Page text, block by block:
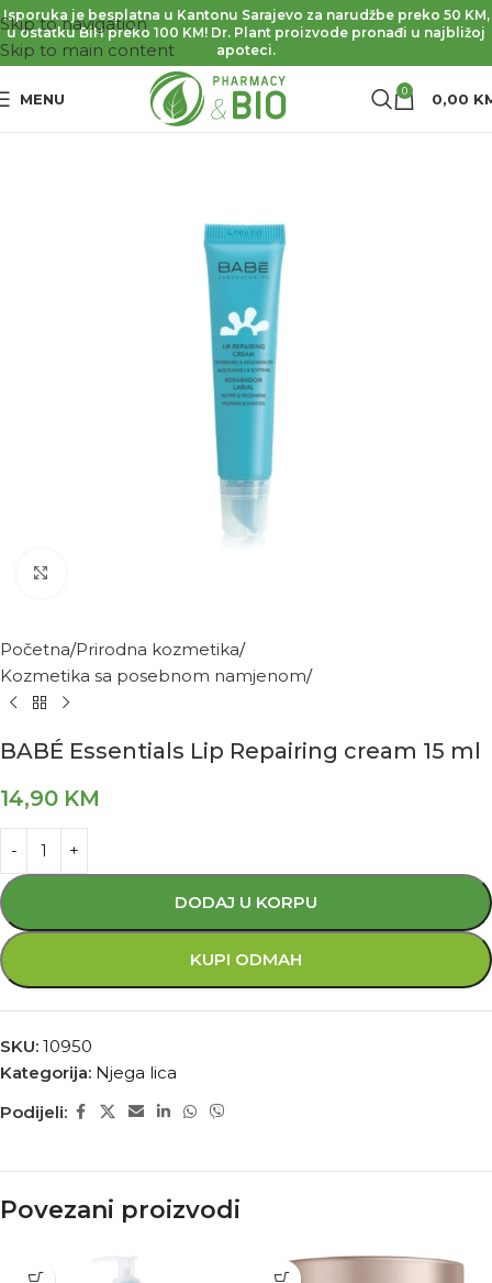
Skip to navigation
Skip to main content
Isporuka je besplatna u Kantonu Sarajevo za narudžbe preko 50 KM,
u ostatku BiH preko 100 KM! Dr. Plant proizvode pronađi u najbližoj
apoteci.
MENU 0 0,00
Početna Prirodna kozmetika
Kozmetika sa posebnom namjenom
BABÉ Essentials Lip Repairing cream 15 ml
14,90 KM
DODAJ U KORPU
KUPI ODMAH
SKU: 10950
Kategorija: Njega lica
Podijeli:
Povezani proizvodi